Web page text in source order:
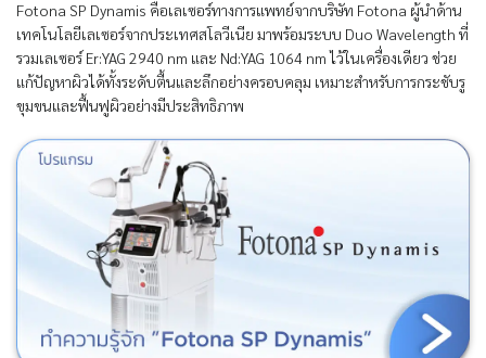
Fotona SP Dynamis คือเลเซอร์ทางการแพทย์จากบริษัท Fotona ผู้นำด้าน
เทคโนโลยีเลเซอร์จากประเทศสโลวีเนีย มาพร้อมระบบ Duo Wavelength ที่
รวมเลเซอร์ Er:YAG 2940 nm และ Nd:YAG 1064 nm ไว้ในเครื่องเดียว ช่วย
แก้ปัญหาผิวได้ทั้งระดับตื้นและลึกอย่างครอบคลุม เหมาะสำหรับการกระชับรู
ขุมขนและฟื้นฟูผิวอย่างมีประสิทธิภาพ